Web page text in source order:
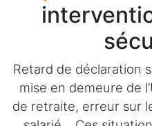
Retard de déclaration
mise en demeure de
de retraite, erreur sur